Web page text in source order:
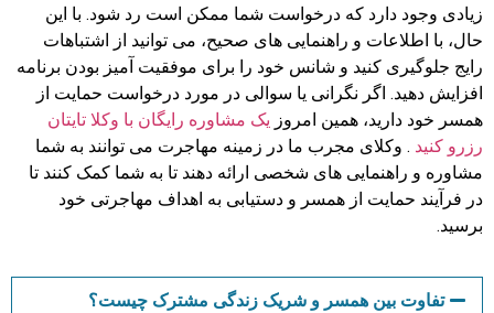
زیادی وجود دارد که درخواست شما ممکن است رد شود. با این
حال، با اطلاعات و راهنمایی های صحیح، می توانید از اشتباهات
رایج جلوگیری کنید و شانس خود را برای موفقیت آمیز بودن برنامه
افزایش دهید. اگر نگرانی یا سوالی در مورد درخواست حمایت از
همسر خود دارید، همین امروز یک مشاوره رایگان با وکلا تایتان
رزرو کنید . وکلای مجرب ما در زمینه مهاجرت می توانند به شما
مشاوره و راهنمایی های شخصی ارائه دهند تا به شما کمک کنند تا
در فرآیند حمایت از همسر و دستیابی به اهداف مهاجرتی خود
برسید.
تفاوت بین همسر و شریک زندگی مشترک چیست؟